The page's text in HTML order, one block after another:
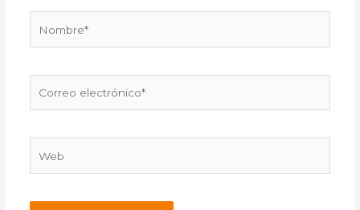
electrónico*